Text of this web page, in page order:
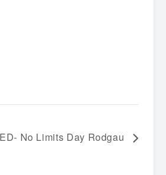
No Limits Day Rodgau